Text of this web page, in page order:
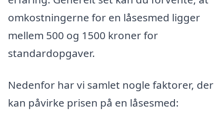
omkostningerne for en låsesmed ligger
mellem 500 og 1500 kroner for
standardopgaver.
Nedenfor har vi samlet nogle faktorer, der
kan påvirke prisen på en låsesmed: